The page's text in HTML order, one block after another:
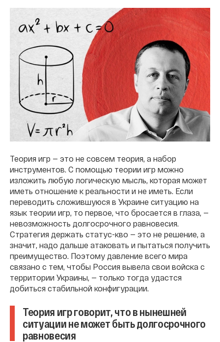
Теория игр — это не совсем теория, а набор
инструментов. С помощью теории игр можно
изложить любую логическую мысль, которая может
иметь отношение к реальности и не иметь. Если
переводить сложившуюся в Украине ситуацию на
язык теории игр, то первое, что бросается в глаза, —
невозможность долгосрочного равновесия.
Стратегия держать статус-кво — это не решение, а
значит, надо дальше атаковать и пытаться получить
преимущество. Поэтому давление всего мира
связано с тем, чтобы Россия вывела свои войска с
территории Украины, — только тогда удастся
добиться стабильной конфигурации.
Теория игр говорит, что в нынешней
ситуации не может быть долгосрочного
равновесия